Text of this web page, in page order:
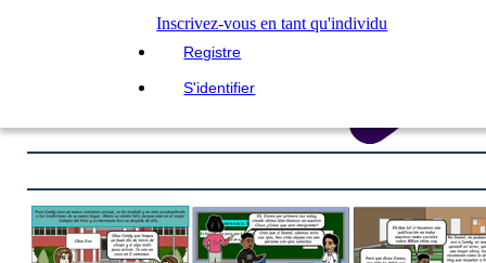
Inscrivez-vous en tant qu'individu
Registre
S'identifier